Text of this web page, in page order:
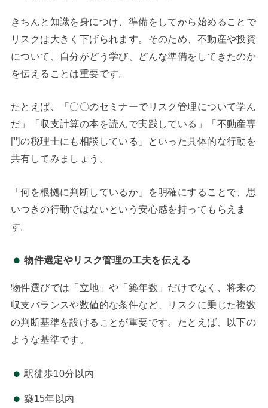
きちんと知識を身につけ、準備をしてから始めることで
リスクは大きく下げられます。そのため、不動産や投資
について、自分がどう学び、どんな準備をしてきたのか
を伝えることは重要です。
たとえば、「〇〇のセミナーでリスク管理について学ん
だ」「収支計算の本を読んで実践している」「不動産専
門の税理士にも相談している」といった具体的な行動を
共有してみましょう。
「何を根拠に判断しているか」を明確にすることで、思
いつきの行動ではないという安心感を持ってもらえま
す。
物件選定やリスク管理の工夫を伝える
物件選びでは「立地」や「築年数」だけでなく、将来の
収支バランスや数値的な条件など、リスクに乗じた複数
の判断基準を設けることが重要です。たとえば、以下の
ような基準です。
駅徒歩10分以内
築15年以内